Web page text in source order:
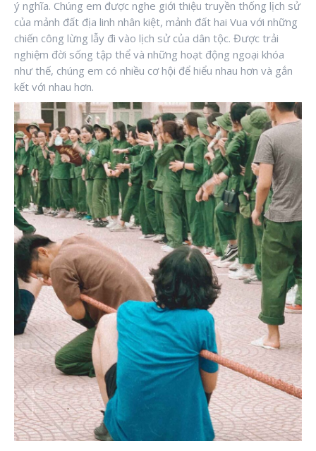
ý nghĩa. Chúng em được nghe giới thiệu truyền thống lịch sử
của mảnh đất địa linh nhân kiệt, mảnh đất hai Vua với những
chiến công lừng lẫy đi vào lịch sử của dân tộc. Được trải
nghiệm đời sống tập thể và những hoạt động ngoại khóa
như thế, chúng em có nhiều cơ hội để hiểu nhau hơn và gắn
kết với nhau hơn.